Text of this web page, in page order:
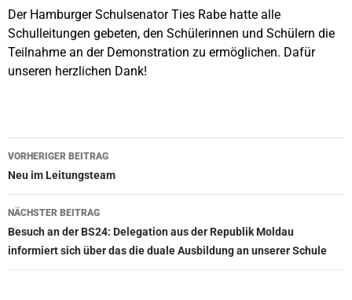
Der Hamburger Schulsenator Ties Rabe hatte alle
Schulleitungen gebeten, den Schülerinnen und Schülern die
Teilnahme an der Demonstration zu ermöglichen. Dafür
unseren herzlichen Dank!
Beitragsnavigation
VORHERIGER BEITRAG
Neu im Leitungsteam
NÄCHSTER BEITRAG
Besuch an der BS24: Delegation aus der Republik Moldau
informiert sich über das die duale Ausbildung an unserer Schule